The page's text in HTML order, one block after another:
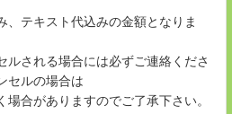
テキスト代込みの金額となりま
される場合には必ずご連絡くださ
セルの場合は
合がありますのでご了承下さい。